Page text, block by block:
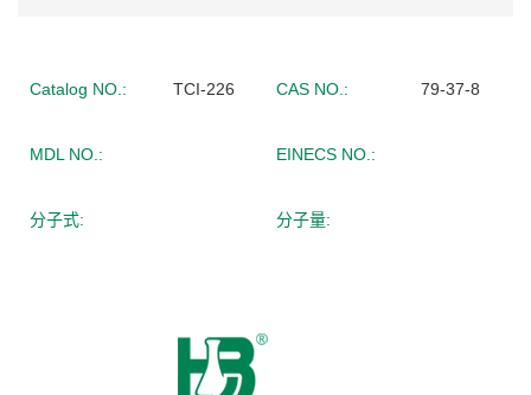
Catalog NO.: TCI-226 CAS NO.: 79-37-8
MDL NO.: EINECS NO.:
分子式: 分子量: